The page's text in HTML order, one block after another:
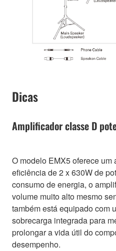
Dicas
Amplificador classe D
O modelo EMX5 oferece um
eficiência de 2 x 630W de
consumo de energia, o
volume muito alto mesmo
também está equipado com
sobrecarga integrada para
prolongar a vida útil do
desempenho.